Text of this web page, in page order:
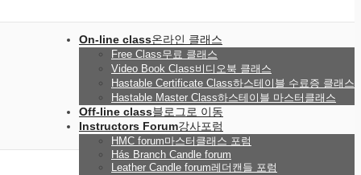
On-line class온라인 클래스
Free Class무료 클래스
Video Book Class비디오북 클래스
Hastable Certificate Class하스테이블 수료증 클래스
Hastable Master Class하스테이블 마스터클래스
Off-line class블로그로 이동
Instructors Forum강사포럼
HMC forum마스터클래스 포럼
Hás Branch Candle forum
Leather Candle forum레더캔들 포럼